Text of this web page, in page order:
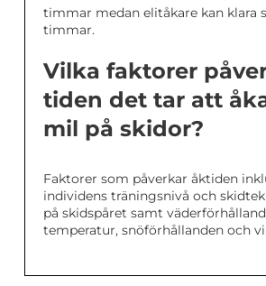
timmar medan elitåkare kan klara
timmar.
Vilka faktorer
tiden det tar att
mil på skidor?
Faktorer som påverkar åktiden
individens träningsnivå och
på skidspåret samt
temperatur, snöförhållanden och